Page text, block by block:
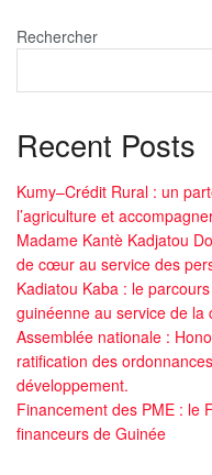
Rechercher
Recent Posts
Kumy–Crédit Rural : un
l’agriculture et
Madame Kantè Kadjatou
de cœur au service des
Kadiatou Kaba : le
guinéenne au service de la
Assemblée nationale :
ratification des
développement.
Financement des PME : le
financeurs de Guinée